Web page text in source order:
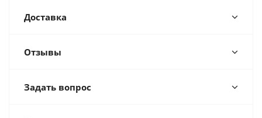
Доставка
Отзывы
Задать вопрос